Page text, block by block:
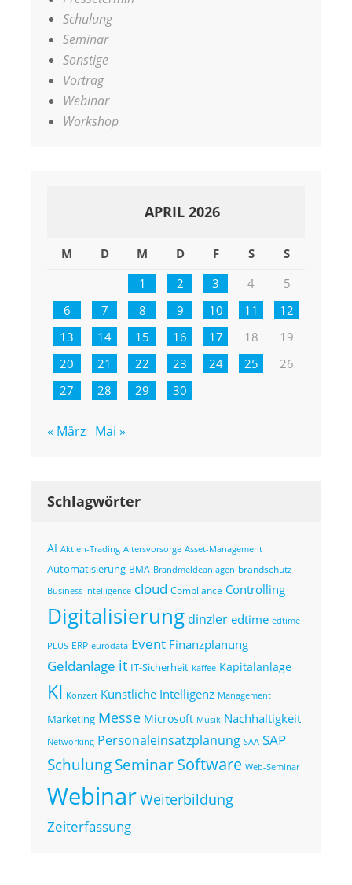
Schulung
Seminar
Sonstige
Vortrag
Webinar
Workshop
APRIL 2026
M D M D F S
S
1
2 3 4
5
6
7 8 9 10 11
12
13
14 15 16 17 18
19
20
21 22 23 24 25
26
27
28 29 30
« März Mai »
Schlagwörter
AI Aktien-Trading Altersvorsorge Asset-Management
Automatisierung BMA Brandmeldeanlagen brandschutz
Business Intelligence cloud Compliance Controlling
Digitalisierung dinzler edtime edtime
PLUS ERP eurodata Event Finanzplanung
Geldanlage it IT-Sicherheit kaffee Kapitalanlage
KI Konzert Künstliche Intelligenz Management
Marketing Messe Microsoft Musik Nachhaltigkeit
Networking Personaleinsatzplanung SAA SAP
SchulungSeminarSoftware Web-Seminar
WebinarWeiterbildung
Zeiterfassung